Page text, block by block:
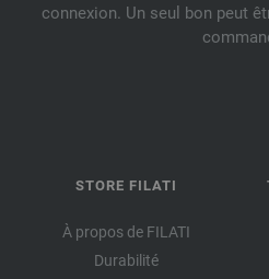
connexion. Un seul bon peut
STORE FILATI
À propos de FILATI
Durabilité